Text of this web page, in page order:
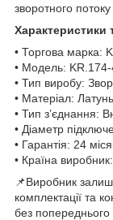
зворотного потоку
Характеристики
• Торгова марка:
• Модель:
• Тип виробу:
• Матеріал:
• Тип з’єднання:
• Діаметр
• Гарантія: 24
• Країна
📌Виробник
комплектації та
без попереднього